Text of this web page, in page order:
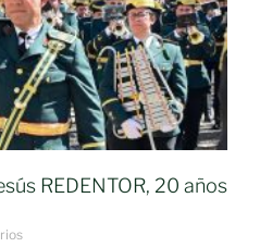
REDENTOR, 20 años